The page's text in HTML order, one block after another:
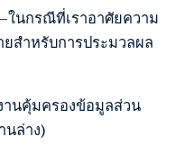
นกรณีที่เราอาศัยความ
สำหรับการประมวลผล
านคุ้มครองข้อมูลส่วน
ล่าง)